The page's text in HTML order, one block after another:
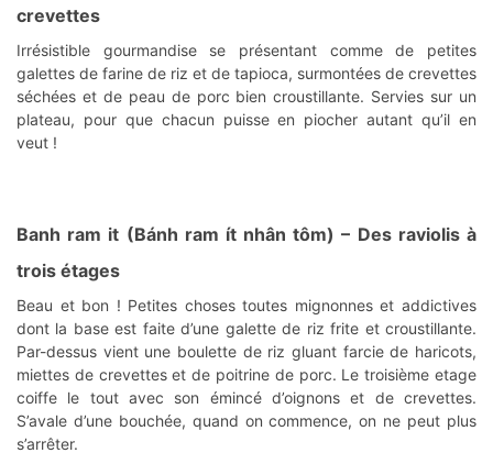
crevettes
Irrésistible gourmandise se présentant comme de petites
galettes de farine de riz et de tapioca, surmontées de crevettes
séchées et de peau de porc bien croustillante. Servies sur un
plateau, pour que chacun puisse en piocher autant qu’il en
veut !
Banh ram it (Bánh ram ít nhân tôm)– Des raviolisà
trois étages
Beau et bon ! Petites choses toutes mignonnes et addictives
dont la base est faite d’une galette de riz frite et croustillante.
Par-dessus vient une boulette de riz gluant farcie de haricots,
miettes de crevettes et de poitrine de porc. Le troisième etage
coiffe le tout avec son émincé d’oignons et de crevettes.
S’avale d’une bouchée, quand on commence, on ne peut plus
s’arrêter.